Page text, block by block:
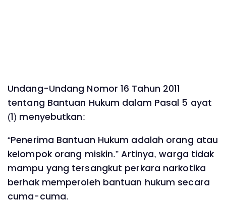
Undang-Undang Nomor 16 Tahun 2011
tentang Bantuan Hukum dalam Pasal 5 ayat
(1) menyebutkan:
“Penerima Bantuan Hukum adalah orang atau
kelompok orang miskin.” Artinya, warga tidak
mampu yang tersangkut perkara narkotika
berhak memperoleh bantuan hukum secara
cuma-cuma.